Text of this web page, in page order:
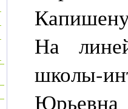
На
школы-
Юрьевна